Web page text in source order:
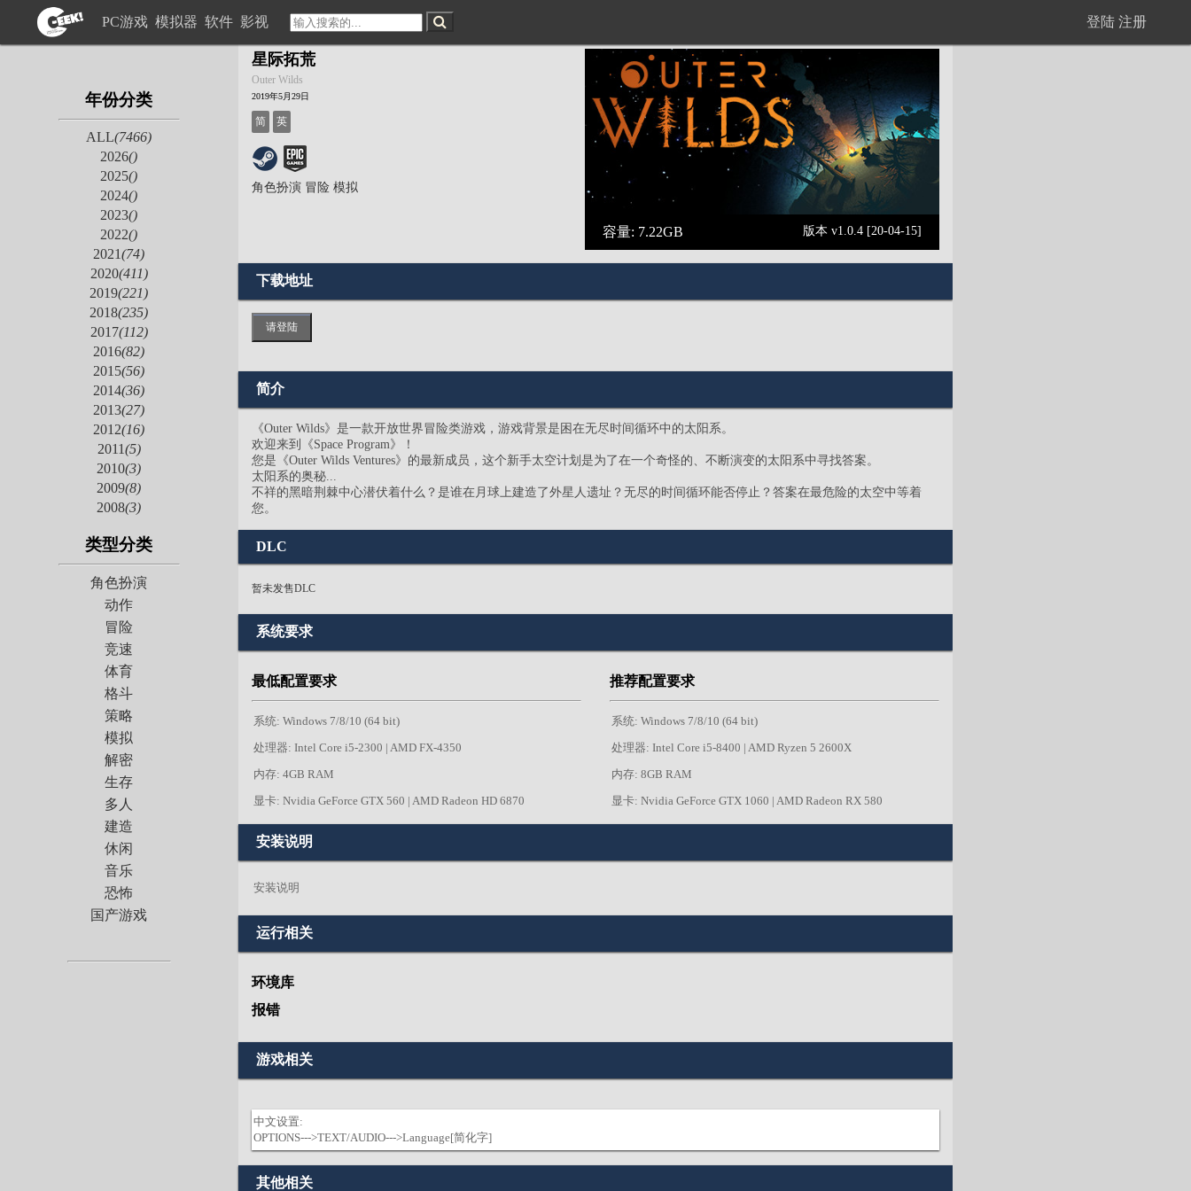
PC游戏 模拟器 软件 影视 登陆 注册
年份分类
ALL(7466)
2026()
2025()
2024()
2023()
2022()
2021(74)
2020(411)
2019(221)
2018(235)
2017(112)
2016(82)
2015(56)
2014(36)
2013(27)
2012(16)
2011(5)
2010(3)
2009(8)
2008(3)
类型分类
角色扮演
动作
冒险
竞速
体育
格斗
策略
模拟
解密
生存
多人
建造
休闲
音乐
恐怖
国产游戏
星际拓荒
Outer Wilds
2019年5月29日
简 英
角色扮演 冒险 模拟
容量: 7.22GB 版本 v1.0.4 [20-04-15]
下载地址
请登陆
简介
《Outer Wilds》是一款开放世界冒险类游戏，游戏背景是困在无尽时间循环中的太阳系。
欢迎来到《Space Program》！
您是《Outer Wilds Ventures》的最新成员，这个新手太空计划是为了在一个奇怪的、不断演变的太阳系中寻找答案。
太阳系的奥秘...
不祥的黑暗荆棘中心潜伏着什么？是谁在月球上建造了外星人遗址？无尽的时间循环能否停止？答案在最危险的太空中等着
您。
DLC
暂未发售DLC
系统要求
最低配置要求
系统: Windows 7/8/10 (64 bit)
处理器: Intel Core i5-2300 | AMD FX-4350
内存: 4GB RAM
显卡: Nvidia GeForce GTX 560 | AMD Radeon HD 6870
推荐配置要求
系统: Windows 7/8/10 (64 bit)
处理器: Intel Core i5-8400 | AMD Ryzen 5 2600X
内存: 8GB RAM
显卡: Nvidia GeForce GTX 1060 | AMD Radeon RX 580
安装说明
安装说明
运行相关
环境库
报错
游戏相关
中文设置:
OPTIONS--->TEXT/AUDIO--->Language[简化字]
其他相关